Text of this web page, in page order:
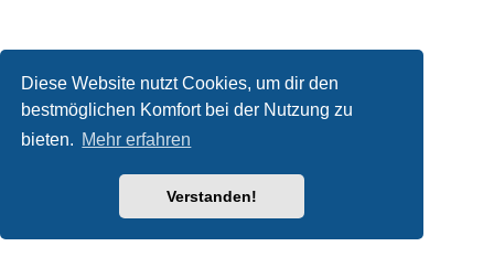
Diese Website nutzt Cookies, um dir den
bestmöglichen Komfort bei der Nutzung zu
bieten. Mehr erfahren
Verstanden!